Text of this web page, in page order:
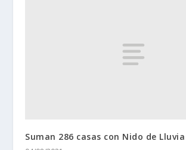
Suman 286 casas con Nido de Lluvia